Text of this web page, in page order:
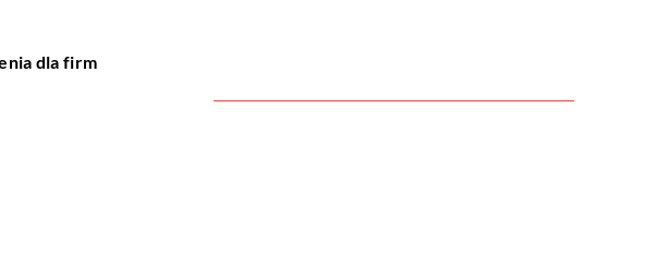
dla firm
Oczyszczalnie […]